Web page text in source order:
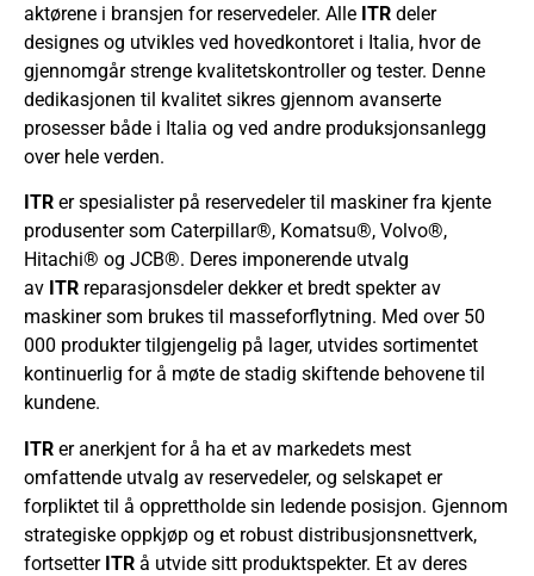
aktørene i bransjen for reservedeler. Alle ITR deler
designes og utvikles ved hovedkontoret i Italia, hvor de
gjennomgår strenge kvalitetskontroller og tester. Denne
dedikasjonen til kvalitet sikres gjennom avanserte
prosesser både i Italia og ved andre produksjonsanlegg
over hele verden.
ITR er spesialister på reservedeler til maskiner fra kjente
produsenter som Caterpillar®, Komatsu®, Volvo®,
Hitachi® og JCB®. Deres imponerende utvalg
av ITR reparasjonsdeler dekker et bredt spekter av
maskiner som brukes til masseforflytning. Med over 50
000 produkter tilgjengelig på lager, utvides sortimentet
kontinuerlig for å møte de stadig skiftende behovene til
kundene.
ITR er anerkjent for å ha et av markedets mest
omfattende utvalg av reservedeler, og selskapet er
forpliktet til å opprettholde sin ledende posisjon. Gjennom
strategiske oppkjøp og et robust distribusjonsnettverk,
fortsetter ITR å utvide sitt produktspekter. Et av deres